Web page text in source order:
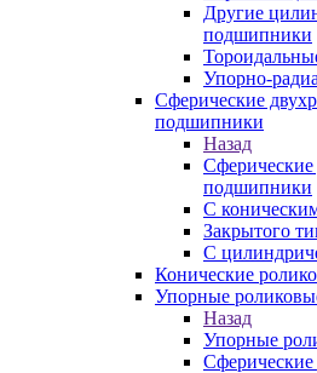
Другие
подшипники
Упорно-
Сферические
подшипники
Назад
подшипники
С
Закрытого
С
Конические
Упорные
Назад
Упорные